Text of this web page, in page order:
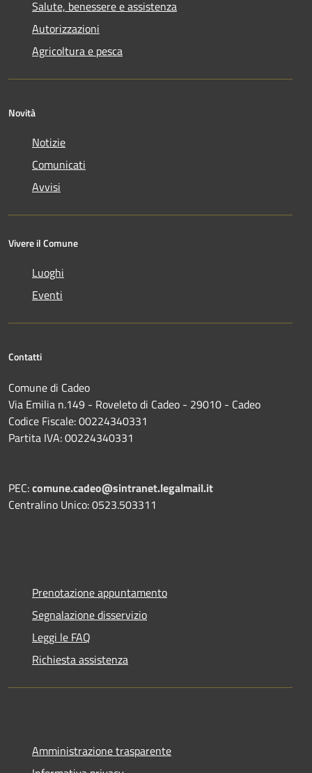
Salute, benessere e assistenza
Autorizzazioni
Agricoltura e pesca
Novità
Notizie
Comunicati
Avvisi
Vivere il Comune
Luoghi
Eventi
Contatti
Comune di Cadeo
Via Emilia n.149 - Roveleto di Cadeo - 29010 - Cadeo
Codice Fiscale: 00224340331
Partita IVA: 00224340331
PEC:comune.cadeo@sintranet.legalmail.it
Centralino Unico: 0523.503311
Prenotazione appuntamento
Segnalazione disservizio
Leggi le FAQ
Richiesta assistenza
Amministrazione trasparente